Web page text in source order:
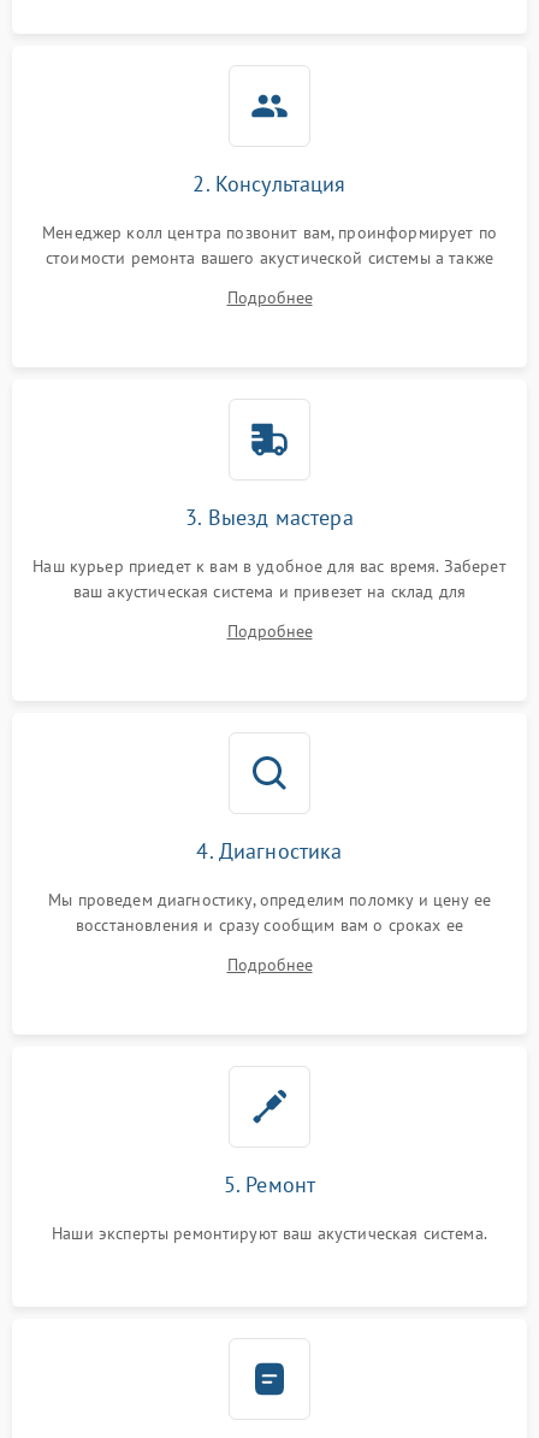
2. Консультация
Менеджер колл центра позвонит вам, проинформирует по
стоимости ремонта вашего акустической системы а также
Подробнее
3. Выезд мастера
Наш курьер приедет к вам в удобное для вас время. Заберет
ваш акустическая система и привезет на склад для
Подробнее
4. Диагностика
Мы проведем диагностику, определим поломку и цену ее
восстановления и сразу сообщим вам о сроках ее
Подробнее
5. Ремонт
Наши эксперты ремонтируют ваш акустическая система.